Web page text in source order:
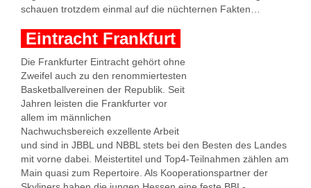
schauen trotzdem einmal auf die nüchternen Fakten…
Eintracht Frankfurt
Die Frankfurter Eintracht gehört ohne
Zweifel auch zu den renommiertesten
Basketballvereinen der Republik. Seit
Jahren leisten die Frankfurter vor
allem im männlichen
Nachwuchsbereich exzellente Arbeit
und sind in JBBL und NBBL stets bei den Besten des Landes
mit vorne dabei. Meistertitel und Top4-Teilnahmen zählen am
Main quasi zum Repertoire. Als Kooperationspartner der